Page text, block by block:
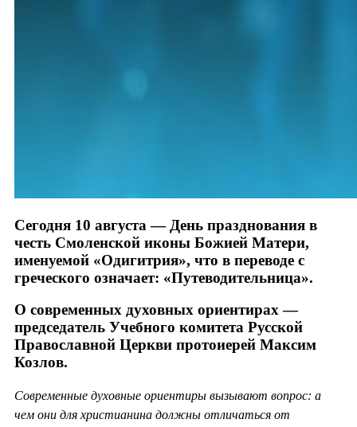
Сегодня 10 августа — День празднования в
честь Смоленской иконы Божией Матери,
именуемой «Одигитрия», что в переводе с
греческого означает: «Путеводительница».
О современных духовных ориентирах —
председатель Учебного комитета Русской
Православной Церкви протоиерей Максим
Козлов.
Современные духовные ориентиры вызывают вопрос: а
чем они для христианина должны отличаться от